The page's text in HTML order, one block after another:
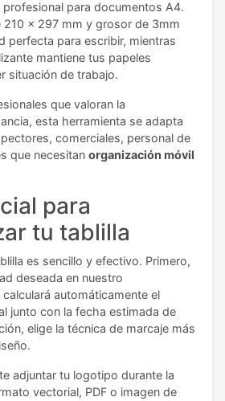
para documentos A4.
210 x 297 mm y grosor de 3mm
perfecta para escribir, mientras
mantiene tus papeles
situación de trabajo.
que valoran la
esta herramienta se adapta
comerciales, personal de
que necesitan organización móvil
para
tu tablilla
es sencillo y efectivo. Primero,
deseada en nuestro
automáticamente el
junto con la fecha estimada de
elige la técnica de marcaje más
adjuntar tu logotipo durante la
vectorial, PDF o imagen de